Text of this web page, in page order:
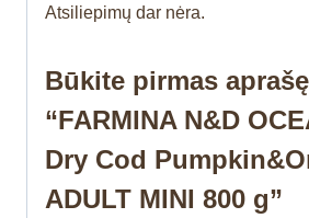
Atsiliepimų dar nėra.
Būkite pirmas
“FARMINA N&D
Dry Cod
ADULT MINI 800 g”